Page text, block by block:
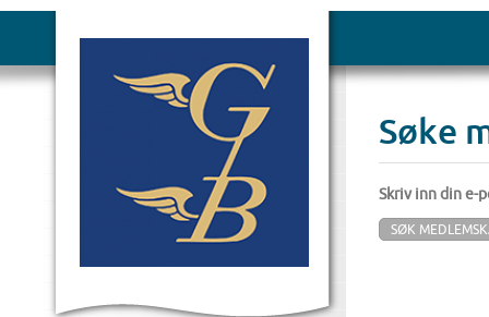
Søke
Skriv inn din e-
SØK